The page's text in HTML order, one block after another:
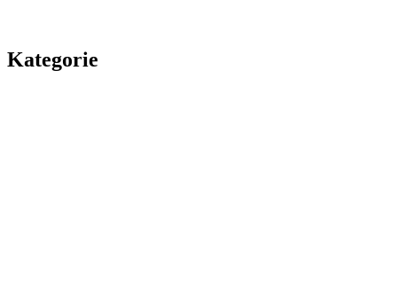
Kategorie